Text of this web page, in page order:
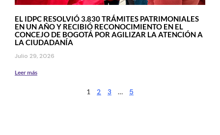
EL IDPC RESOLVIÓ 3.830 TRÁMITES PATRIMONIALES
EN UN AÑO Y RECIBIÓ RECONOCIMIENTO EN EL
CONCEJO DE BOGOTÁ POR AGILIZAR LA ATENCIÓN A
LA CIUDADANÍA
Julio 29, 2026
Leer más
1 2 3 … 5